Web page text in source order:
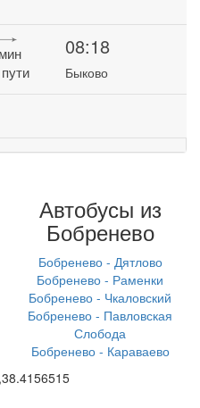
08:18
Быково
Автобусы из
Бобренево
Бобренево - Дятлово
Бобренево - Раменки
Бобренево - Чкаловский
Бобренево - Павловская
Слобода
Бобренево - Караваево